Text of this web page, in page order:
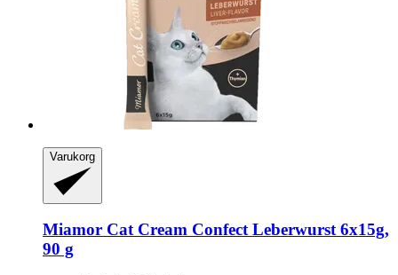
Varukorg
Miamor Cat Cream Confect Leberwurst 6x15g,
90 g